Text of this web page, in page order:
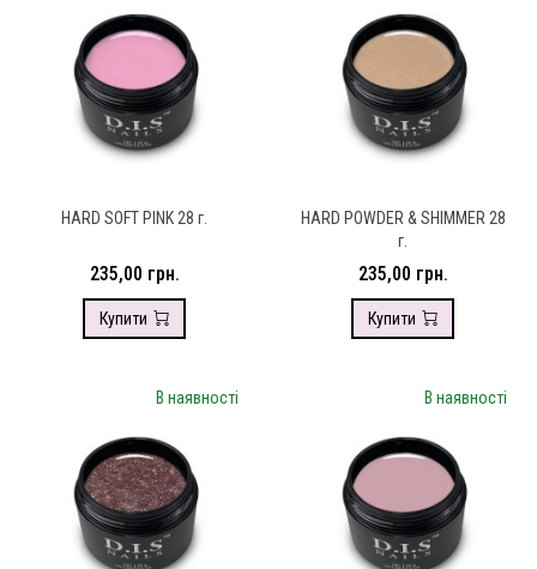
HARD SOFT PINK 28 г.
235,00 грн.
Купити
HARD POWDER & SHIMMER 28
г.
235,00 грн.
Купити
В наявності В наявності